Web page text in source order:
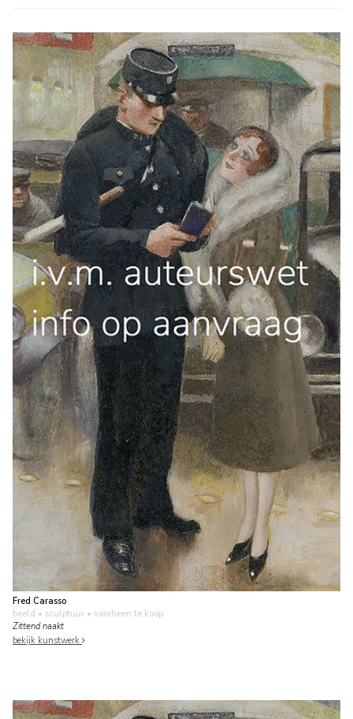
Fred Carasso
beeld • sculptuur • voorheen te koop
Zittend naakt
bekijk kunstwerk